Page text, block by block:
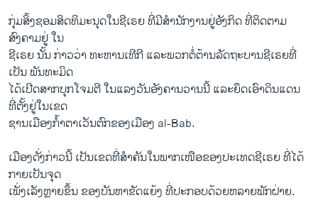
ພາສາຕ່າງໆ
ກຸ່ມ​ສິ້ງຊອມ​ສິດທິ​ມະນຸດ​ໃນ​ຊີ​ເຣຍ ທີ່​ມີ​ສຳນັກງານ​ຢູ່​ອັງກິດ ທີ່​ຕິດຕາມ​
ສົງຄາມ​ຢູ່ ​ໃນ​
ຊີ​ເຣຍ ນັ້ນ ກ່າວ​ວ່າ ທະຫານ​ເທີ​ກີ ​ແລະ​ພວກ​ຕໍ່ຕ້ານ​ລັດຖະບານ​ຊີ​ເຣຍທີ່​
ເປັນ ພັ​ນທະ​ມິດ
​ໄດ້​ເປີດສາກ​ບຸກ​ໂຈ​ມຕີ​ ໃນ​ແລງ​ວັນ​ອັງຄານ​ວານ​ນີ້ ​ແລະ​ຍຶ​ດ​ເອົາ​ດິນແດນ ​
ທີ່​ຕັ້ງຢູ່​ໃນ​ເຂດ
​ຊານ​ເມືອງກ້ຳ​ຕາ​ເວັນ​ຕົກ​ຂອງ​ເມື​ອງ al-Bab.
​ເມືອງ​ດັ່ງກ່າວນີ້ ​ເປັນ​ເຂດ​ທີ່​ສຳຄັນ​ໃນ​ພາກ​ເໜືອ​ຂອງ​ປະ​ເທດ​ຊີ​ເຣຍ ທີ່​ໄດ້​
ກາຍ​ເປັນ​ຈຸດ
​ເພັ່ງ​ເລັງ​ຫຼາຍຂຶ້ນ ຂອງບັນຫາ​ຂັດ​ແຍ້​ງ ທີ່​ປະກອບ​ດ້ວຍ​ຫລາຍ​ພັກ​ຝ່າຍ.